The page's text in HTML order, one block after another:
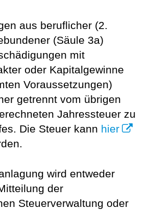
aus beruflicher (2.
(Säule 3a)
mit
oder Kapitalgewinne
Voraussetzungen)
getrennt vom übrigen
Jahressteuer zu
Die Steuer kann hier
wird entweder
der
Steuerverwaltung oder